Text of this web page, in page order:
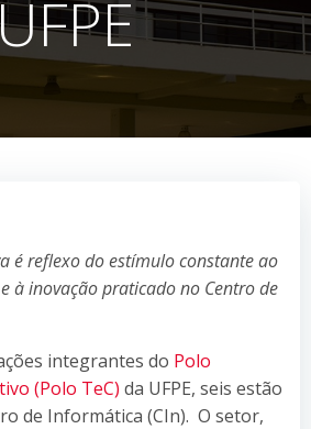
é reflexo do estímulo constante ao
à inovação praticado no Centro de
integrantes do Polo
(Polo TeC) da UFPE, seis estão
de Informática (CIn). O setor,